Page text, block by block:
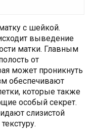
с шейкой.
выведение
матки. Главным
от
может проникнуть
обеспечивают
которые также
особый секрет.
слизистой